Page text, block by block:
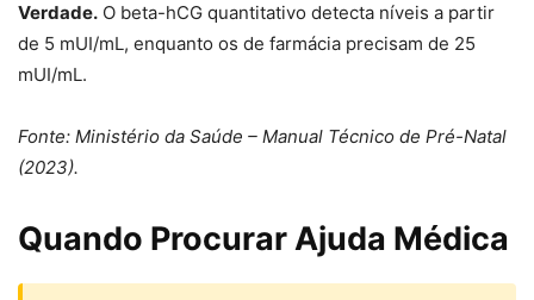
Verdade. O beta-hCG quantitativo detecta níveis a partir
de 5 mUI/mL, enquanto os de farmácia precisam de 25
mUI/mL.
Fonte: Ministério da Saúde – Manual Técnico de Pré-Natal
(2023).
Quando Procurar Ajuda Médica